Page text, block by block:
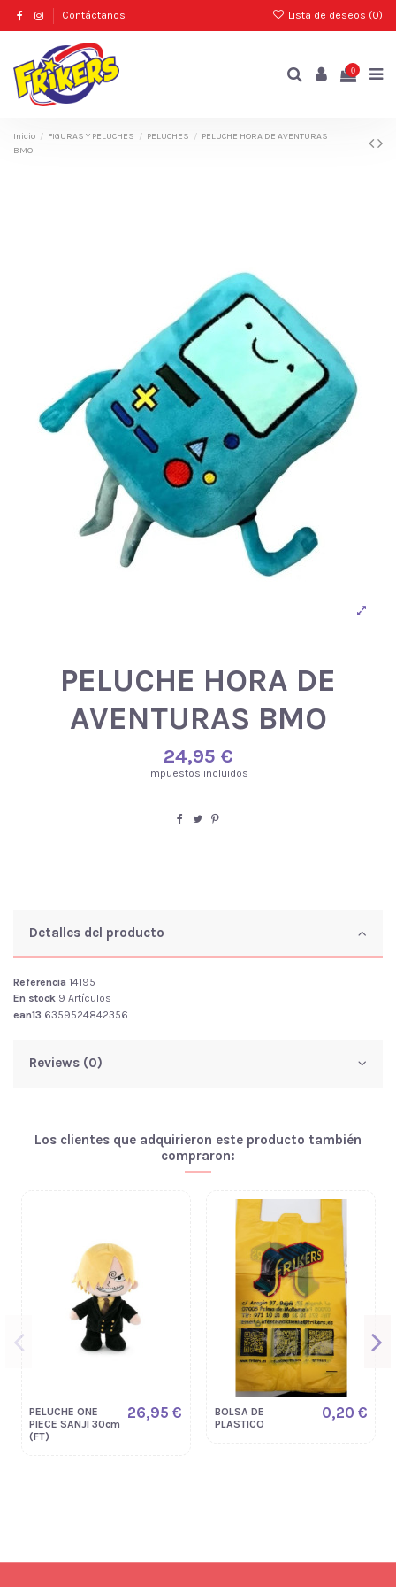
Contáctanos Lista de deseos (0)
0
Inicio FIGURAS Y PELUCHES PELUCHES
PELUCHE HORA DE AVENTURAS
BMO
PELUCHE HORA DE
AVENTURAS BMO
24,95 €
Impuestos incluidos
Detalles del producto
Referencia 14195
En stock 9 Artículos
ean13 6359524842356
Reviews (0)
Los clientes que adquirieron este producto también
compraron:
PELUCHE ONE
PIECE SANJI 30cm
(FT)
26,95 €
BOLSA DE
PLASTICO
0,20 €